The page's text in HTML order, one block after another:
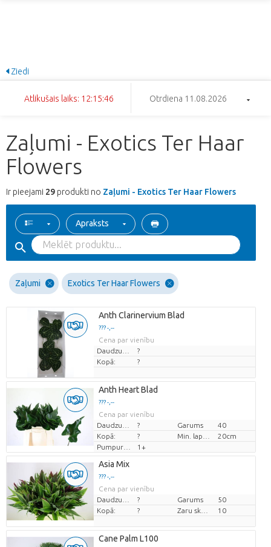
Ziedi
Atlikušais laiks: 12:15:46 Otrdiena 11.08.2026
Zaļumi - Exotics Ter Haar
Flowers
Ir pieejami 29 produkti no Zaļumi - Exotics Ter Haar Flowers
Apraksts
Zaļumi Exotics Ter Haar Flowers
Anth Clarinervium Blad
??? -,--
Cena par vienību
?
Kopā:
?
Anth Heart Blad
??? -,--
Cena par vienību
? Garums
40
Kopā:
?
20cm
Pumpuru skaits
1+
Asia Mix
??? -,--
Cena par vienību
? Garums
50
Kopā:
? 10
Cane Palm L100